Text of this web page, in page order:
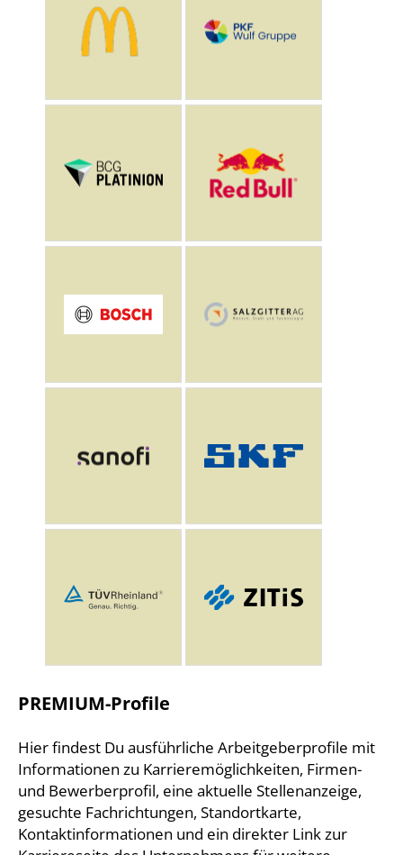
PREMIUM-Profile
Hier findest Du ausführliche Arbeitgeberprofile mit
Informationen zu Karrieremöglichkeiten, Firmen-
und Bewerberprofil, eine aktuelle Stellenanzeige,
gesuchte Fachrichtungen, Standortkarte,
Kontaktinformationen und ein direkter Link zur